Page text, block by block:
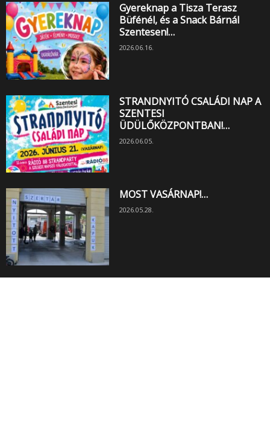
Gyereknap a Tisza Terasz
Büfénél, és a Snack Bárnál
Szentesen!…
2026.06.16.
STRANDNYITÓ CSALÁDI NAP A
SZENTESI
ÜDÜLŐKÖZPONTBAN!…
2026.06.05.
MOST VASÁRNAP!…
2026.05.28.